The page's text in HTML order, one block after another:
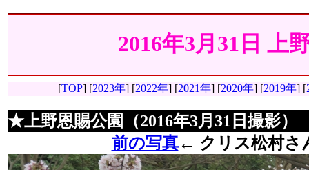
2016年3月31日 上
[TOP] [2023年] [2022年] [2021年] [2020年] [2019年] [
★上野恩賜公園（2016年3月31日撮影）
前の写真← クリス松村さ